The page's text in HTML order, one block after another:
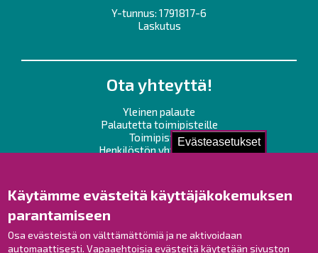
Evästeasetukset
Käytämme evästeitä käyttäjäkokemuksen
parantamiseen
Osa evästeistä on välttämättömiä ja ne aktivoidaan
automaattisesti. Vapaaehtoisia evästeitä käytetään sivuston
Y-tunnus: 1791817-6
Laskutus
Ota yhteyttä!
Yleinen palaute
Palautetta toimipisteille
Toimipisteet
Henkilöstön yhteystiedot
Raahe Facebookissa
Raahe Instagramissa
Raahe LinkedInissä